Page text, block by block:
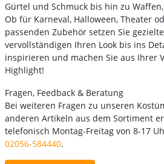
Gürtel und Schmuck bis hin zu
Ob für Karneval, Halloween, Theater
passenden Zubehör setzen Sie
vervollständigen Ihren Look bis ins
inspirieren und machen Sie aus Ihrer
Highlight!
Fragen, Feedback & Beratung
Bei weiteren Fragen zu unseren
anderen Artikeln aus dem Sortiment
telefonisch Montag-Freitag von 8-17
02056-584440.